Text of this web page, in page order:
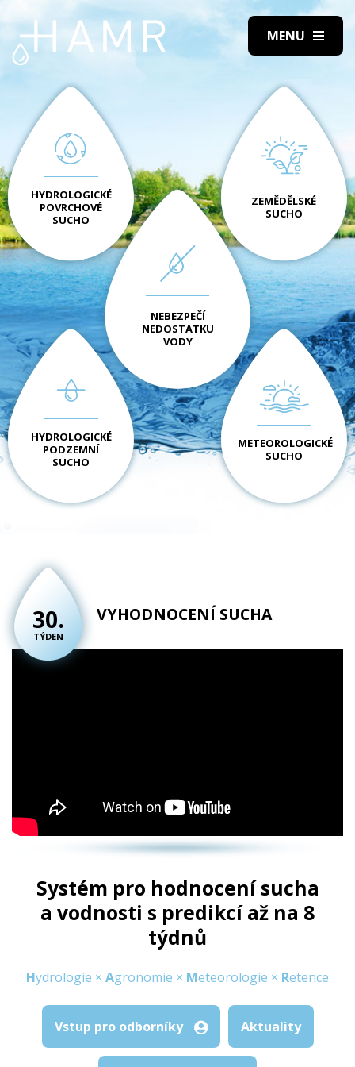
HYDROLOGICKÉ
POVRCHOVÉ
SUCHO
ZEMĚDĚLSKÉ
SUCHO
NEBEZPEČÍ
NEDOSTATKU
VODY
HYDROLOGICKÉ
PODZEMNÍ
SUCHO
METEOROLOGICKÉ
SUCHO
30.
TÝDEN
VYHODNOCENÍ SUCHA
Systém pro hodnocení sucha
a vodnosti s predikcí až na 8
týdnů
Hydrologie × Agronomie × Meteorologie × Retence
Vstup pro odborníky Aktuality